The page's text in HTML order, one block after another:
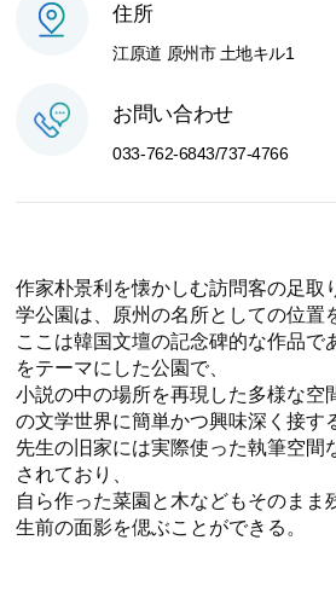
住所
江原道 原州市 土地キル1
お問い合わせ
033-762-6843/737-4766
作家朴景利を懐かしむ訪問客の足取
学公園は、原州の名所としての位置
ここは韓国文壇の記念碑的な作品で
をテーマにした公園で、
小説の中の場所を再現した多様な空
の文学世界に簡単かつ興味深く接す
先生の旧家には実際使った執筆空間
されており、
自ら作った菜園と木などもそのまま
生前の面影を偲ぶことができる。